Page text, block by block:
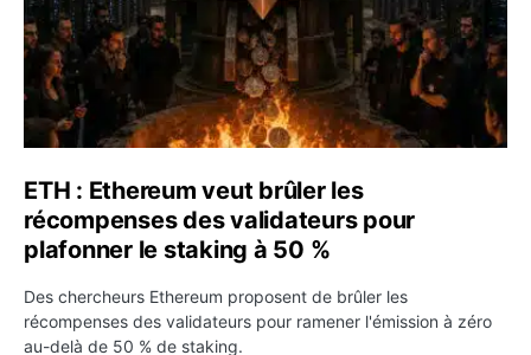
ETH : Ethereum veut brûler les
récompenses des validateurs pour
plafonner le staking à 50 %
Des chercheurs Ethereum proposent de brûler les
récompenses des validateurs pour ramener l'émission à zéro
au-delà de 50 % de staking.